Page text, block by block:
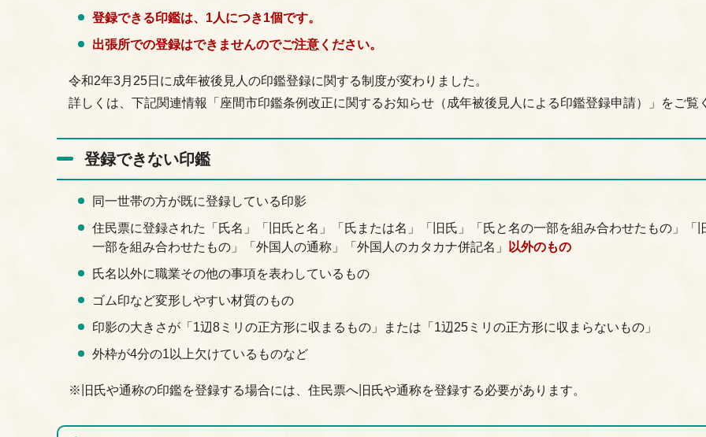
登録できる印鑑は、1人につき1個です。
出張所での登録はできませんのでご注意ください。
令和2年3月25日に成年被後見人の印鑑登録に関する制度が変わりました。
詳しくは、下記関連情報「座間市印鑑条例改正に関するお知らせ（成年被後見人による印鑑登録申請）」をご覧
登録できない印鑑
同一世帯の方が既に登録している印影
住民票に登録された「氏名」「旧氏と名」「氏または名」「旧氏」「氏と名の一部を組み合わせたもの」「
一部を組み合わせたもの」「外国人の通称」「外国人のカタカナ併記名」
以外のもの
氏名以外に職業その他の事項を表わしているもの
ゴム印など変形しやすい材質のもの
印影の大きさが「1辺8ミリの正方形に収まるもの」または「1辺25ミリの正方形に収まらないもの」
外枠が4分の1以上欠けているものなど
※旧氏や通称の印鑑を登録する場合には、住民票へ旧氏や通称を登録する必要があります。